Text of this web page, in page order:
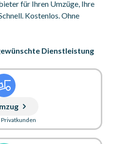
für Ihren Umzüge, Ihre
Kostenlos. Ohne
Dienstleistung